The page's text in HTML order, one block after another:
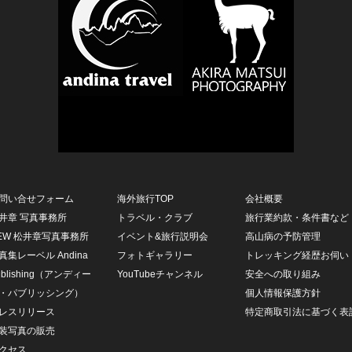
い合せフォーム
章 写真事務所
松井章写真事務所
集レーベル Andina
（アンディー
パブリッシング）
スリリース
写真の販売
セス
海外旅行TOP
トラベル・クラブ
イベント&旅行説明会
フォトギャラリー
YouTubeチャンネル
会社概要
旅行業約款・条件書など
高山病の予防管理
トレッキング経歴お伺い
安全への取り組み
個人情報保護方針
特定商取引法に基づく表